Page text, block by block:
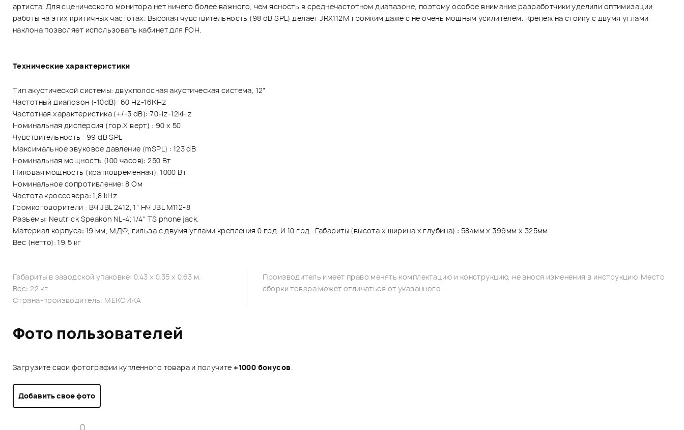
артиста. Для сценического монитора нет ничего более важного, чем ясность в среднечастотном диапазоне, поэтому особое внимание разработчики уделили оптимизации
работы на этих критичных частотах. Высокая чувствительность (98 dB SPL) делает JRX112M громким даже с не очень мощным усилителем. Крепеж на стойку с двумя углами
наклона позволяет использовать кабинет для FOH.
Технические характеристики
Тип акустической системы: двухполосная акустическая система, 12"
Частотный диапозон (-10dB): 60 Hz-16KHz
Частотная характеристика (+/-3 dB): 70Hz-12kHz
Номинальная дисперсия (гор.Х верт) : 90 x 50
Чувствительность : 99 dB SPL
Максимальное звуковое давление (mSPL) : 123 dB
Номинальная мощность (100 часов): 250 Вт
Пиковая мощность (кратковременная): 1000 Вт
Номинальное сопротивление: 8 Ом
Частота кроссовера: 1,8 kHz
Громкоговорители : ВЧ JBL 2412, 1" НЧ JBL M112-8
Разъемы: Neutrick Speakon NL-4; 1/4" TS phone jack.
Материал корпуса: 19 мм, МДФ, гильза с двумя углами крепления 0 грд. И 10 грд. Габариты (высота х ширина х глубина) : 584мм х 399мм х 325мм
Вес (нетто): 19,5 кг
Габариты в заводской упаковке: 0.43 x 0.35 x 0.63 м.
Вес: 22 кг
Страна-производитель: МЕКСИКА
Производитель имеет право менять комплектацию и конструкцию, не внося изменения в инструкцию. Место
сборки товара может отличаться от указанного.
Фото пользователей
Загрузите свои фотографии купленного товара и получите+1000 бонусов.
Добавить свое фото